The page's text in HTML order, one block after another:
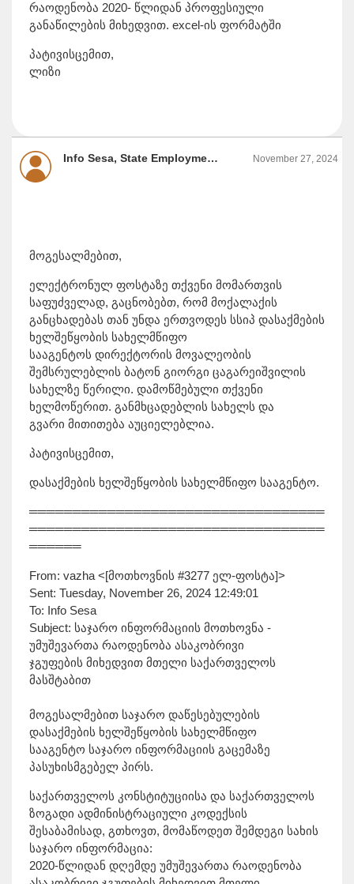
რაოდენობა 2020- წლიდან პროფესიული
განაწილების მიხედვით. excel-ის ფორმატში
პატივისცემით,
ლიზი
Info Sesa, State Employment Promotion Agency November 27, 2024
მოგესალმებით,
ელექტრონულ ფოსტაზე თქვენი მომართვის
საფუძველად, გაცნობებთ, რომ მოქალაქის
განცხადებას თან უნდა ერთვოდეს სსიპ დასაქმების
ხელშეწყობის სახელმწიფო
სააგენტოს დირექტორის მოვალეობის
შემსრულებლის ბატონ გიორგი ცაგარეიშვილის
სახელზე წერილი. დამოწმებული თქვენი
ხელმოწერით. განმხცადებლის სახელს და
გვარი მითითება აუციელებლია.
პატივისცემით,
დასაქმების ხელშეწყობის სახელმწიფო სააგენტო.
══════════════════════════════════
══════════════════════════════════
══════
From: vazha <[მოთხოვნის #3277 ელ-ფოსტა]>
Sent: Tuesday, November 26, 2024 12:49:01
To: Info Sesa
Subject: საჯარო ინფორმაციის მოთხოვნა -
უმუშევართა რაოდენობა ასაკობრივი
ჯგუფების მიხედვით მთელი საქართველოს
მასშტაბით
მოგესალმებით საჯარო დაწესებულების
დასაქმების ხელშეწყობის სახელმწიფო
სააგენტო საჯარო ინფორმაციის გაცემაზე
პასუხისმგებელ პირს.
საქართველოს კონსტიტუციისა და საქართველოს
ზოგადი ადმინისტრაციული კოდექსის
შესაბამისად, გთხოვთ, მომაწოდეთ შემდეგი სახის
საჯარო ინფორმაცია:
2020-წლიდან დღემდე უმუშევართა რაოდენობა